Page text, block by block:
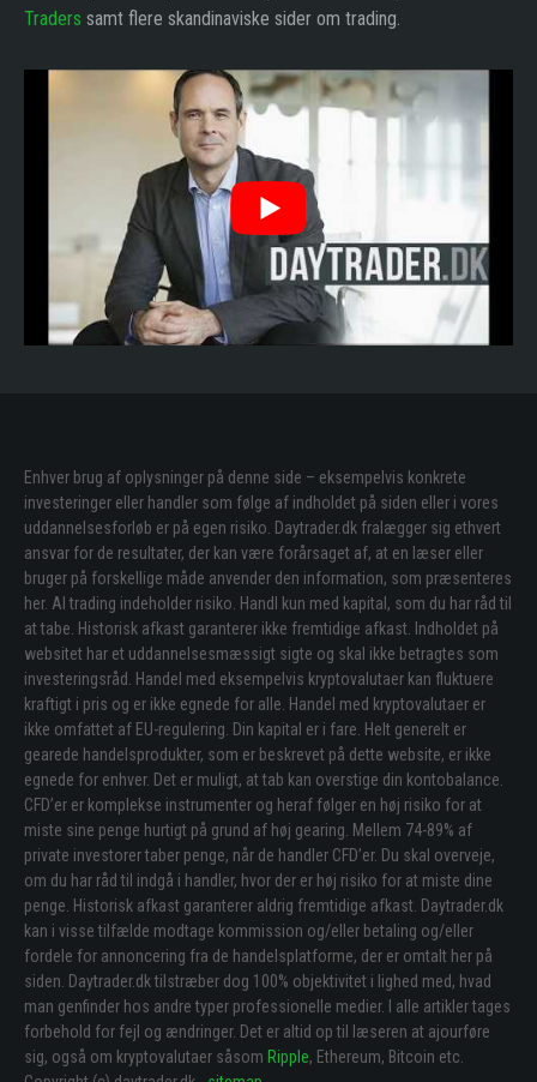
Traders samt flere skandinaviske sider om trading.
Enhver brug af oplysninger på denne side – eksempelvis konkrete
investeringer eller handler som følge af indholdet på siden eller i vores
uddannelsesforløb er på egen risiko. Daytrader.dk fralægger sig ethvert
ansvar for de resultater, der kan være forårsaget af, at en læser eller
bruger på forskellige måde anvender den information, som præsenteres
her. Al trading indeholder risiko. Handl kun med kapital, som du har råd til
at tabe. Historisk afkast garanterer ikke fremtidige afkast. Indholdet på
websitet har et uddannelsesmæssigt sigte og skal ikke betragtes som
investeringsråd. Handel med eksempelvis kryptovalutaer kan fluktuere
kraftigt i pris og er ikke egnede for alle. Handel med kryptovalutaer er
ikke omfattet af EU-regulering. Din kapital er i fare. Helt generelt er
gearede handelsprodukter, som er beskrevet på dette website, er ikke
egnede for enhver. Det er muligt, at tab kan overstige din kontobalance.
CFD’er er komplekse instrumenter og heraf følger en høj risiko for at
miste sine penge hurtigt på grund af høj gearing. Mellem 74-89% af
private investorer taber penge, når de handler CFD’er. Du skal overveje,
om du har råd til indgå i handler, hvor der er høj risiko for at miste dine
penge. Historisk afkast garanterer aldrig fremtidige afkast. Daytrader.dk
kan i visse tilfælde modtage kommission og/eller betaling og/eller
fordele for annoncering fra de handelsplatforme, der er omtalt her på
siden. Daytrader.dk tilstræber dog 100% objektivitet i lighed med, hvad
man genfinder hos andre typer professionelle medier. I alle artikler tages
forbehold for fejl og ændringer. Det er altid op til læseren at ajourføre
sig, også om kryptovalutaer såsom Ripple, Ethereum, Bitcoin etc.